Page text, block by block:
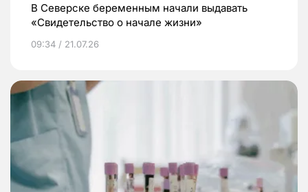
В Северске беременным начали выдавать
«Свидетельство о начале жизни»
09:34 / 21.07.26